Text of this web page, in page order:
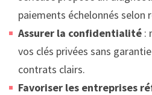
paiements échelonnés selon
Assurer la confidentialité :
vos clés privées sans
contrats clairs.
Favoriser les entreprises